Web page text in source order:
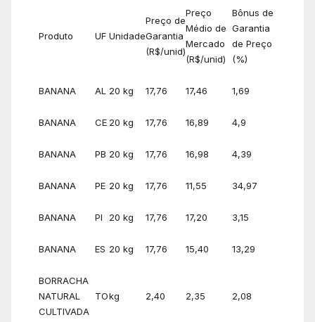
Produto UF Unidade
Preço de
Garantia
(R$/unid)
Preço
Médio de
Mercado
(R$/unid)
Bônus de
Garantia
de Preço
(%)
BANANA AL 20 kg 17,76 17,46 1,69
BANANA CE 20 kg 17,76 16,89 4,9
BANANA PB 20 kg 17,76 16,98 4,39
BANANA PE 20 kg 17,76 11,55 34,97
BANANA PI 20 kg 17,76 17,20 3,15
BANANA ES 20 kg 17,76 15,40 13,29
BORRACHA
NATURAL
CULTIVADA
TOkg 2,40 2,35 2,08